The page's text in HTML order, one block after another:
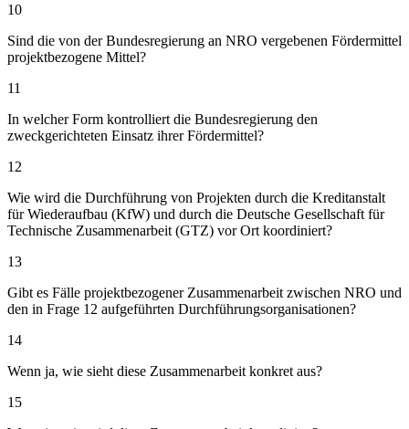
10
Sind die von der Bundesregierung an NRO vergebenen Fördermittel
projektbezogene Mittel?
11
In welcher Form kontrolliert die Bundesregierung den
zweckgerichteten Einsatz ihrer Fördermittel?
12
Wie wird die Durchführung von Projekten durch die Kreditanstalt
für Wiederaufbau (KfW) und durch die Deutsche Gesellschaft für
Technische Zusammenarbeit (GTZ) vor Ort koordiniert?
13
Gibt es Fälle projektbezogener Zusammenarbeit zwischen NRO und
den in Frage 12 aufgeführten Durchführungsorganisationen?
14
Wenn ja, wie sieht diese Zusammenarbeit konkret aus?
15